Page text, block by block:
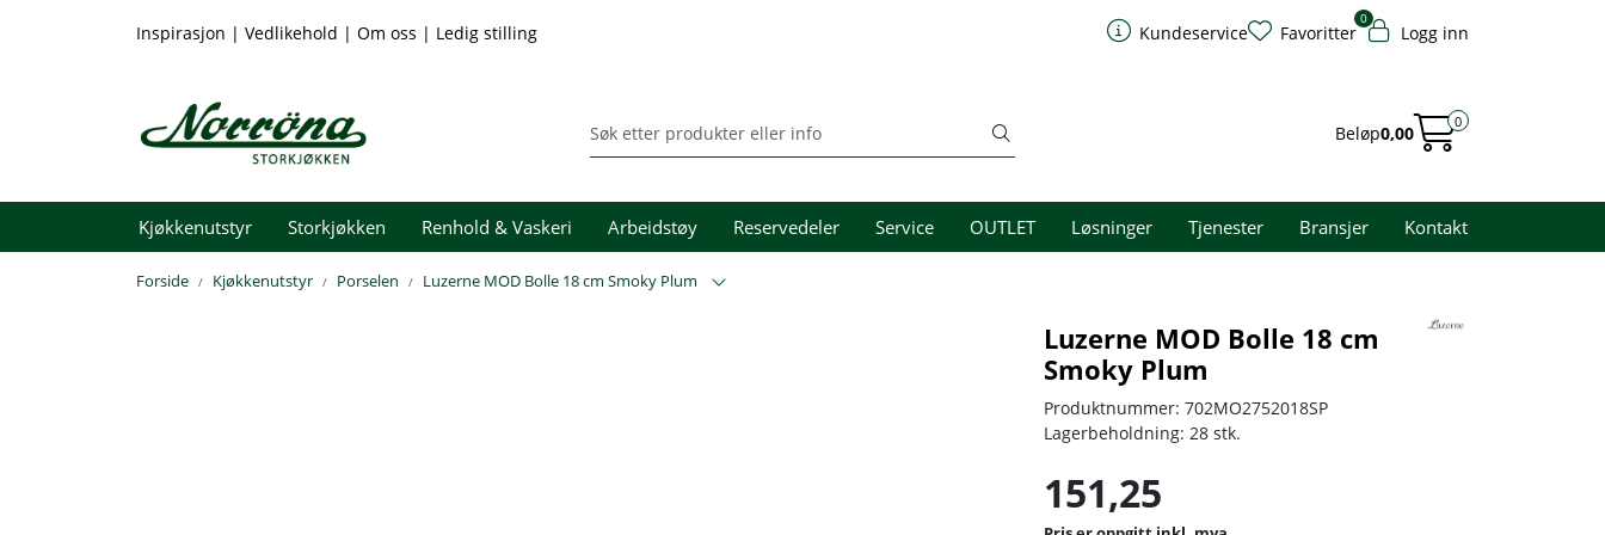
Inspirasjon | Vedlikehold | Om oss | Ledig stilling Kundeservice
0
Favoritter Logg inn
Beløp0,00
0
Kjøkkenutstyr Storkjøkken Renhold & Vaskeri Arbeidstøy Reservedeler Service OUTLET Løsninger Tjenester Bransjer Kontakt
Forside Kjøkkenutstyr Porselen Luzerne MOD Bolle 18 cm Smoky Plum
Luzerne MOD Bolle 18 cm
Smoky Plum
Produktnummer: 702MO2752018SP
Lagerbeholdning: 28 stk.
151,25